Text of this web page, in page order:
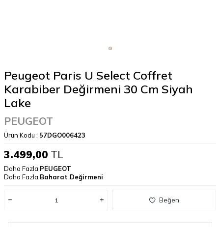
Peugeot Paris U Select Coffret
Karabiber Değirmeni 30 Cm Siyah
Lake
PEUGEOT
Ürün Kodu : 57DGO006423
3.499,00 TL
Daha Fazla PEUGEOT
Daha Fazla Baharat Değirmeni
Beğen